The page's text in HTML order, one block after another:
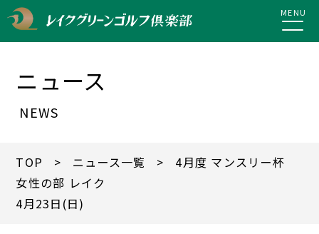
MENU
ニュース
NEWS
TOP > ニュース一覧
> 4月度 マンスリー杯
女性の部 レイク
4月23日(日)